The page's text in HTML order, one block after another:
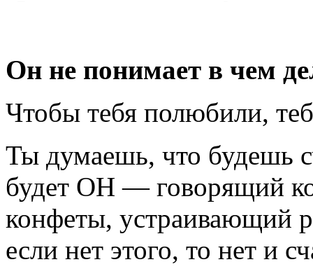
Он не понимает в чем
Чтобы тебя полюбили,
Ты думаешь, что будешь
будет ОН — говорящий
конфеты, устраивающий
если нет этого, то нет и